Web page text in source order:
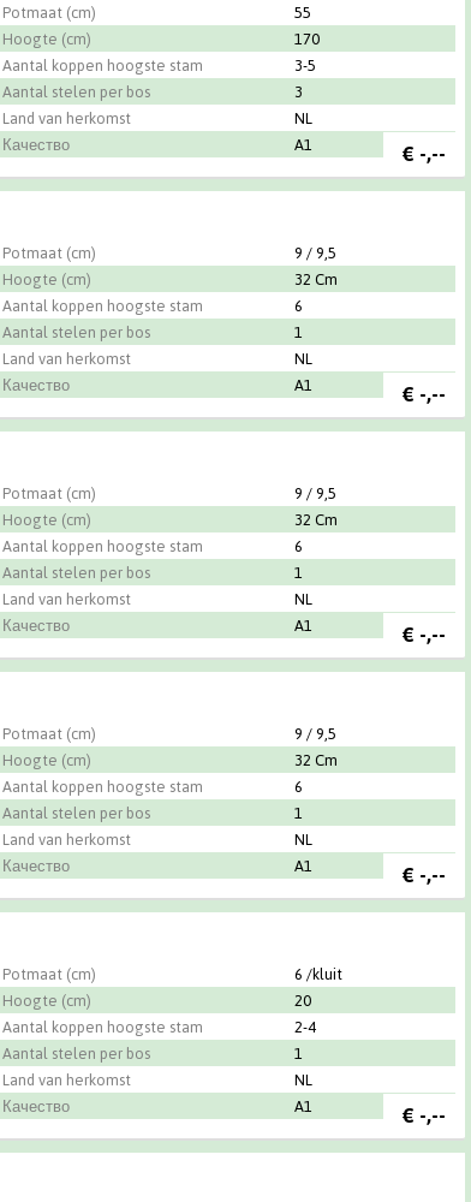
Potmaat (cm)
55
Hoogte (cm)
170
Aantal koppen hoogste stam
3-5
Aantal stelen per bos
3
Land van herkomst
NL
Качество
A1
€ -,--
Potmaat (cm)
9 / 9,5
Hoogte (cm)
32 Cm
Aantal koppen hoogste stam
6
Aantal stelen per bos
1
Land van herkomst
NL
Качество
A1
€ -,--
Potmaat (cm)
9 / 9,5
Hoogte (cm)
32 Cm
Aantal koppen hoogste stam
6
Aantal stelen per bos
1
Land van herkomst
NL
Качество
A1
€ -,--
Potmaat (cm)
9 / 9,5
Hoogte (cm)
32 Cm
Aantal koppen hoogste stam
6
Aantal stelen per bos
1
Land van herkomst
NL
Качество
A1
€ -,--
Potmaat (cm)
6 /kluit
Hoogte (cm)
20
Aantal koppen hoogste stam
2-4
Aantal stelen per bos
1
Land van herkomst
NL
Качество
A1
€ -,--